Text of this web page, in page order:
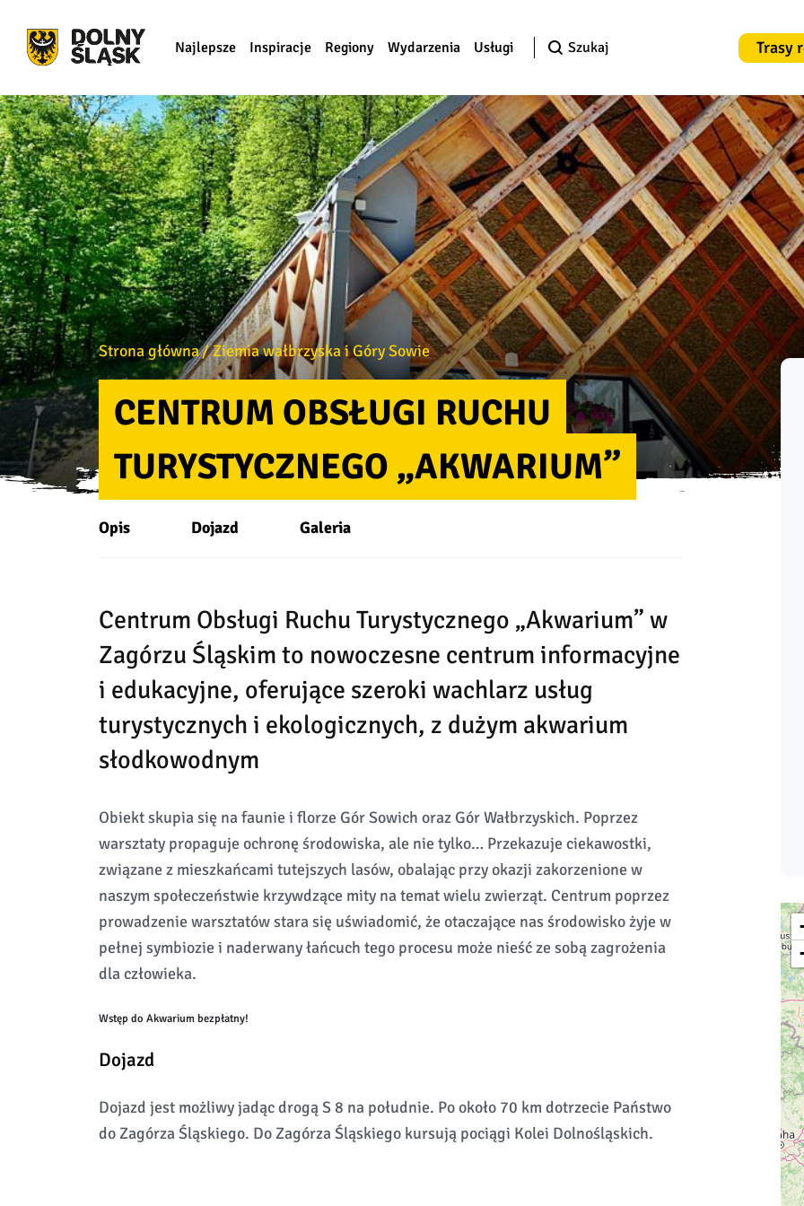
Najlepsze Inspiracje Regiony Wydarzenia Usługi Szukaj Trasy
Strona główna Ziemia wałbrzyska i Góry Sowie
CENTRUM OBSŁUGI RUCHU
TURYSTYCZNEGO „AKWARIUM”
Opis Dojazd Galeria
Centrum Obsługi Ruchu Turystycznego „Akwarium” w
Zagórzu Śląskim to nowoczesne centrum informacyjne
i edukacyjne, oferujące szeroki wachlarz usług
turystycznych i ekologicznych, z dużym akwarium
słodkowodnym
Obiekt skupia się na faunie i florze Gór Sowich oraz Gór Wałbrzyskich. Poprzez
warsztaty propaguje ochronę środowiska, ale nie tylko… Przekazuje ciekawostki,
związane z mieszkańcami tutejszych lasów, obalając przy okazji zakorzenione w
naszym społeczeństwie krzywdzące mity na temat wielu zwierząt. Centrum poprzez
prowadzenie warsztatów stara się uświadomić, że otaczające nas środowisko żyje w
pełnej symbiozie i naderwany łańcuch tego procesu może nieść ze sobą zagrożenia
dla człowieka.
Wstęp do Akwarium bezpłatny!
Dojazd
Dojazd jest możliwy jadąc drogą S 8 na południe. Po około 70 km dotrzecie Państwo
do Zagórza Śląskiego. Do Zagórza Śląskiego kursują pociągi Kolei Dolnośląskich.